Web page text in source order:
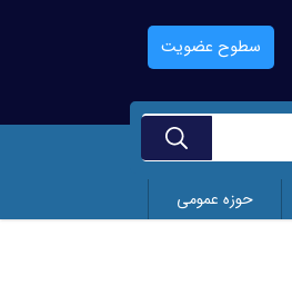
سطوح عضویت
حوزه عمومی